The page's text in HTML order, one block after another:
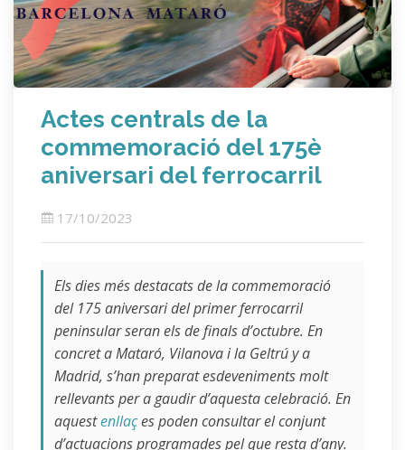
Actes centrals de la
commemoració del 175è
aniversari del ferrocarril
17/10/2023
Els dies més destacats de la commemoració
del 175 aniversari del primer ferrocarril
peninsular seran els de finals d’octubre. En
concret a Mataró, Vilanova i la Geltrú y a
Madrid, s’han preparat esdeveniments molt
rellevants per a gaudir d’aquesta celebració. En
aquestenllaçes poden consultar el conjunt
d’actuacions programades pel que resta d’any.